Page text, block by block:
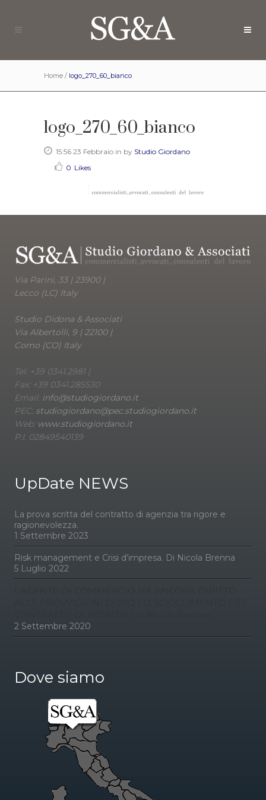
Home / logo_270_60_bianco
logo_270_60_bianco
15:56 23 Febbraio in by Studio Giordano
0 Likes
Via Parini, 33 | 23900 |
Lecco (LC) Italy
Studio Didona & Associati
Via Albertolli, 9 | 22100 |
Como (CO) Italy
Tel: +39 0341.2981 |
Fax: +39 0341.285530
Email: info@studiogiordano.it
PEC: studiogiordano@pec.studiogiordano.it
Web: www.studiogiordano.it
P.I. 02849540139
UpDate NEWS
La prova scritta del contratto di agenzia tra rigore e
ragionevolezza.
1 Settembre 2023
Risk management e Crisi d’impresa. Di Nicola Brenna
5 Luglio 2022
2 Settembre 2020
Dove siamo